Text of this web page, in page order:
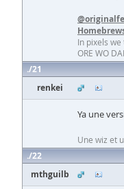
In pixels we
ORE WO
21
renkei
Ya une
Une wiz et
22
mthguilb